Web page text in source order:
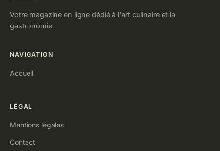
Votre magazine en ligne dédié à l'art culinaire et la
gastronomie
NAVIGATION
Accueil
LÉGAL
Mentions légales
Contact